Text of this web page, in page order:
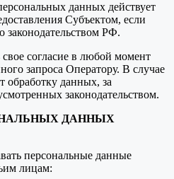
данных действует
Субъектом, если
законодательством РФ.
согласие в любой момент
запроса Оператору. В случае
обработку данных, за
законодательством.
ДАННЫХ
персональные данные
лицам: